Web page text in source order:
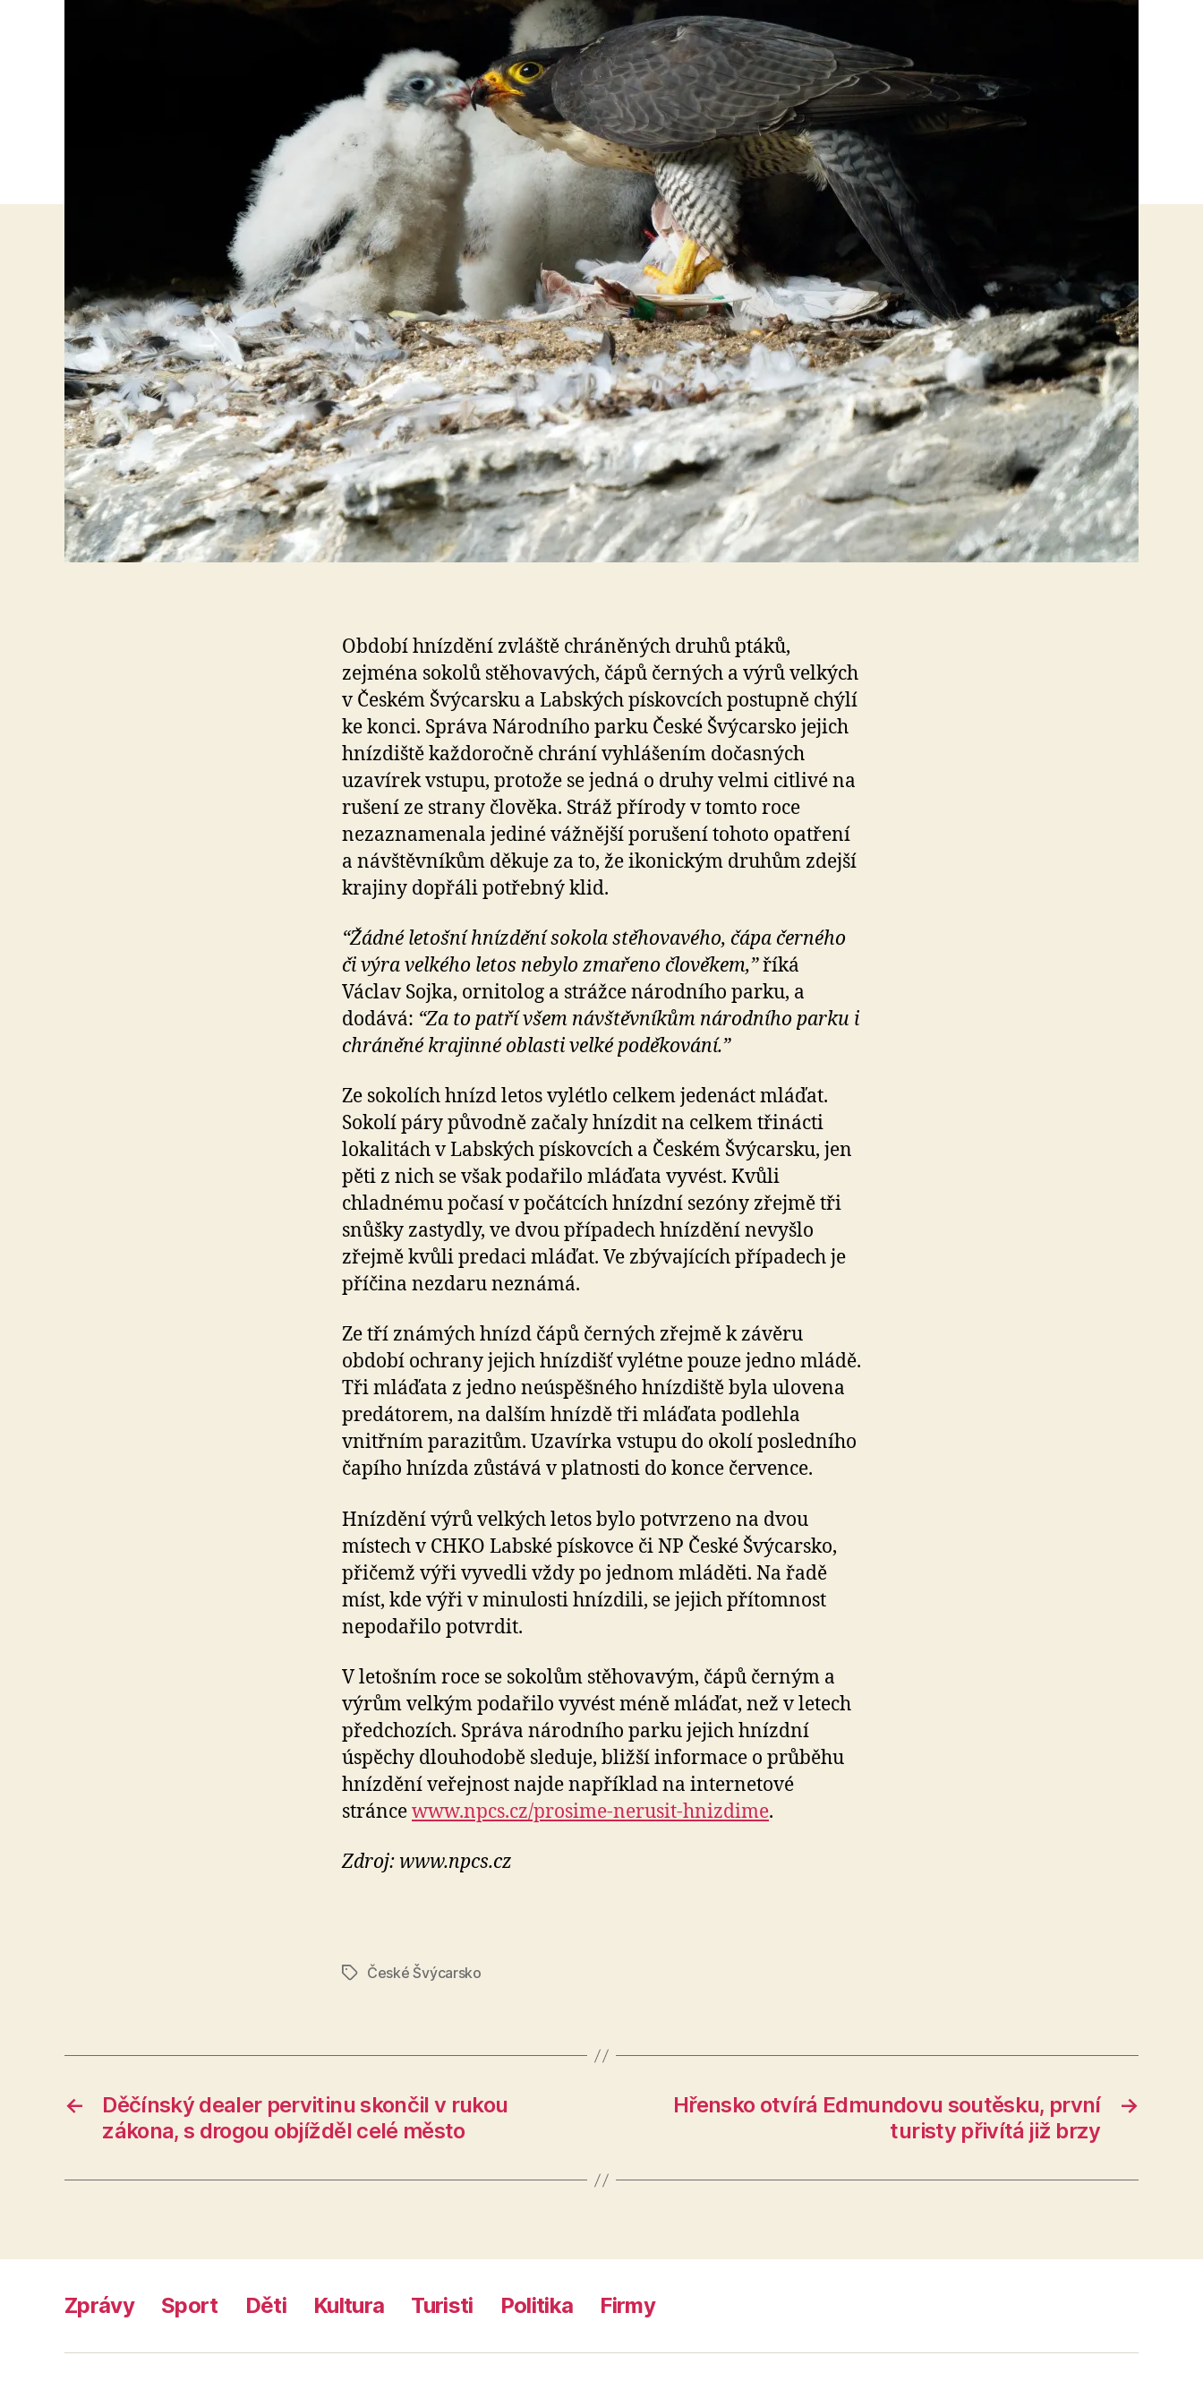
Období hnízdění zvláště chráněných druhů ptáků,
zejména sokolů stěhovavých, čápů černých a výrů velkých
v Českém Švýcarsku a Labských pískovcích postupně chýlí
ke konci. Správa Národního parku České Švýcarsko jejich
hnízdiště každoročně chrání vyhlášením dočasných
uzavírek vstupu, protože se jedná o druhy velmi citlivé na
rušení ze strany člověka. Stráž přírody v tomto roce
nezaznamenala jediné vážnější porušení tohoto opatření
a návštěvníkům děkuje za to, že ikonickým druhům zdejší
krajiny dopřáli potřebný klid.
“Žádné letošní hnízdění sokola stěhovavého, čápa černého
či výra velkého letos nebylo zmařeno člověkem,”říká
Václav Sojka, ornitolog a strážce národního parku, a
dodává: “Za to patří všem návštěvníkům národního parku i
chráněné krajinné oblasti velké poděkování.”
Ze sokolích hnízd letos vylétlo celkem jedenáct mláďat.
Sokolí páry původně začaly hnízdit na celkem třinácti
lokalitách v Labských pískovcích a Českém Švýcarsku, jen
pěti z nich se však podařilo mláďata vyvést. Kvůli
chladnému počasí v počátcích hnízdní sezóny zřejmě tři
snůšky zastydly, ve dvou případech hnízdění nevyšlo
zřejmě kvůli predaci mláďat. Ve zbývajících případech je
příčina nezdaru neznámá.
Ze tří známých hnízd čápů černých zřejmě k závěru
období ochrany jejich hnízdišť vylétne pouze jedno mládě.
Tři mláďata z jedno neúspěšného hnízdiště byla ulovena
predátorem, na dalším hnízdě tři mláďata podlehla
vnitřním parazitům. Uzavírka vstupu do okolí posledního
čapího hnízda zůstává v platnosti do konce července.
Hnízdění výrů velkých letos bylo potvrzeno na dvou
místech v CHKO Labské pískovce či NP České Švýcarsko,
přičemž výři vyvedli vždy po jednom mláděti. Na řadě
míst, kde výři v minulosti hnízdili, se jejich přítomnost
nepodařilo potvrdit.
V letošním roce se sokolům stěhovavým, čápů černým a
výrům velkým podařilo vyvést méně mláďat, než v letech
předchozích. Správa národního parku jejich hnízdní
úspěchy dlouhodobě sleduje, bližší informace o průběhu
hnízdění veřejnost najde například na internetové
stráncewww.npcs.cz/prosime-nerusit-hnizdime.
Zdroj: www.npcs.cz
ŠtítkyČeské Švýcarsko
←
Děčínský dealer pervitinu skončil v rukou
zákona, s drogou objížděl celé město
→
Hřensko otvírá Edmundovu soutěsku, první
turisty přivítá již brzy
Zprávy Sport Děti Kultura Turisti Politika Firmy